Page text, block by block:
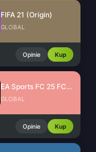
FIFA 21 (Origin)
GLOBAL
Opinie Kup
EA Sports FC 25 FC Points (EA App)
GLOBAL
Opinie Kup